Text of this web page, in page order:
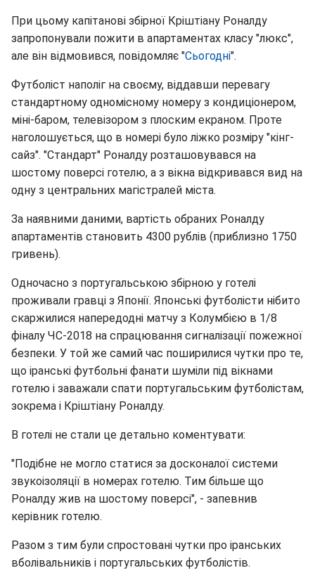
При цьому капітанові збірної Кріштіану Роналду
запропонували пожити в апартаментах класу "люкс",
але він відмовився, повідомляє "Сьогодні".
Футболіст наполіг на своєму, віддавши перевагу
стандартному одномісному номеру з кондиціонером,
міні-баром, телевізором з плоским екраном. Проте
наголошується, що в номері було ліжко розміру "кінг-
сайз". "Стандарт" Роналду розташовувався на
шостому поверсі готелю, а з вікна відкривався вид на
одну з центральних магістралей міста.
За наявними даними, вартість обраних Роналду
апартаментів становить 4300 рублів (приблизно 1750
гривень).
Одночасно з португальською збірною у готелі
проживали гравці з Японії. Японські футболісти нібито
скаржилися напередодні матчу з Колумбією в 1/8
фіналу ЧС-2018 на спрацювання сигналізації пожежної
безпеки. У той же самий час поширилися чутки про те,
що іранські футбольні фанати шуміли під вікнами
готелю і заважали спати португальським футболістам,
зокрема і Кріштіану Роналду.
В готелі не стали це детально коментувати:
"Подібне не могло статися за досконалої системи
звукоізоляції в номерах готелю. Тим більше що
Роналду жив на шостому поверсі", - запевнив
керівник готелю.
Разом з тим були спростовані чутки про іранських
вболівальників і португальських футболістів.